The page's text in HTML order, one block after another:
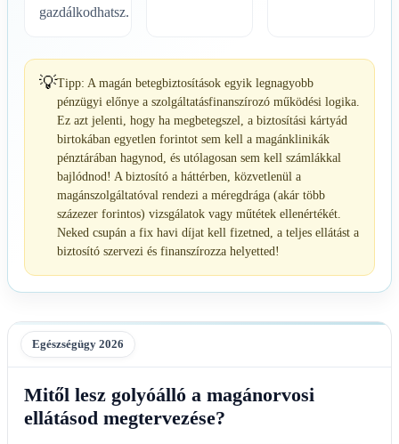
gazdálkodhatsz.
💡Tipp: A magán betegbiztosítások egyik legnagyobb
pénzügyi előnye a szolgáltatásfinanszírozó működési logika.
Ez azt jelenti, hogy ha megbetegszel, a biztosítási kártyád
birtokában egyetlen forintot sem kell a magánklinikák
pénztárában hagynod, és utólagosan sem kell számlákkal
bajlódnod! A biztosító a háttérben, közvetlenül a
magánszolgáltatóval rendezi a méregdrága (akár több
százezer forintos) vizsgálatok vagy műtétek ellenértékét.
Neked csupán a fix havi díjat kell fizetned, a teljes ellátást a
biztosító szervezi és finanszírozza helyetted!
Egészségügy 2026
Mitől lesz golyóálló a magánorvosi
ellátásod megtervezése?